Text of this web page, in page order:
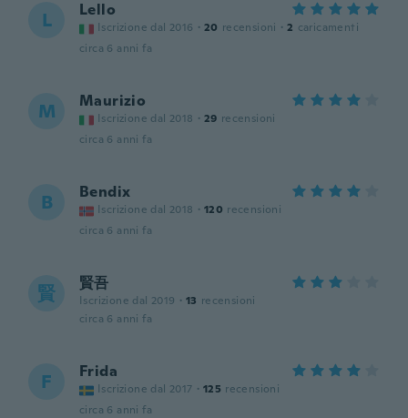
L Lello
Iscrizione dal 2016 · 20 recensioni · 2 caricamenti
circa 6 anni fa
M Maurizio
Iscrizione dal 2018 · 29 recensioni
circa 6 anni fa
B Bendix
Iscrizione dal 2018 · 120 recensioni
circa 6 anni fa
賢 賢吾
Iscrizione dal 2019 · 13 recensioni
circa 6 anni fa
F Frida
Iscrizione dal 2017 · 125 recensioni
circa 6 anni fa